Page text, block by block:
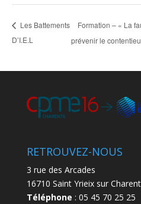
Les Battements
D’I.E.L
Formation – « La
prévenir le
RETROUVEZ-NOUS
3 rue des Arcades
16710 Saint Yrieix sur
Téléphone : 05 45 70 25 25